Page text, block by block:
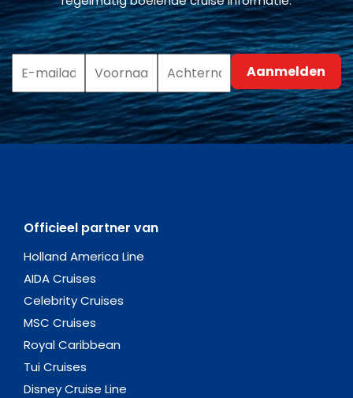
Officieel partner van
Holland America Line
AIDA Cruises
Celebrity Cruises
MSC Cruises
Royal Caribbean
Tui Cruises
Disney Cruise Line